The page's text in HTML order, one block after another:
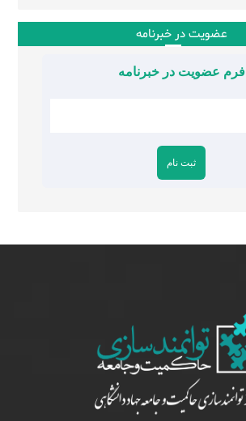
عضویت در خبرنامه
فرم عضویت در خبرنامه